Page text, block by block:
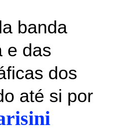
banda
e das
dos
até si por